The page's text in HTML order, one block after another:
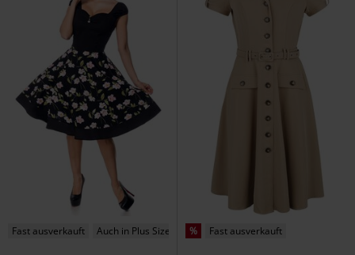
Fast ausverkauft Auch in Plus Size % Fast ausverkauft